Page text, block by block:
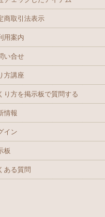
商取引法表示
用案内
い合せ
方講座
り方を掲示板で質問する
情報
イン
板
ある質問